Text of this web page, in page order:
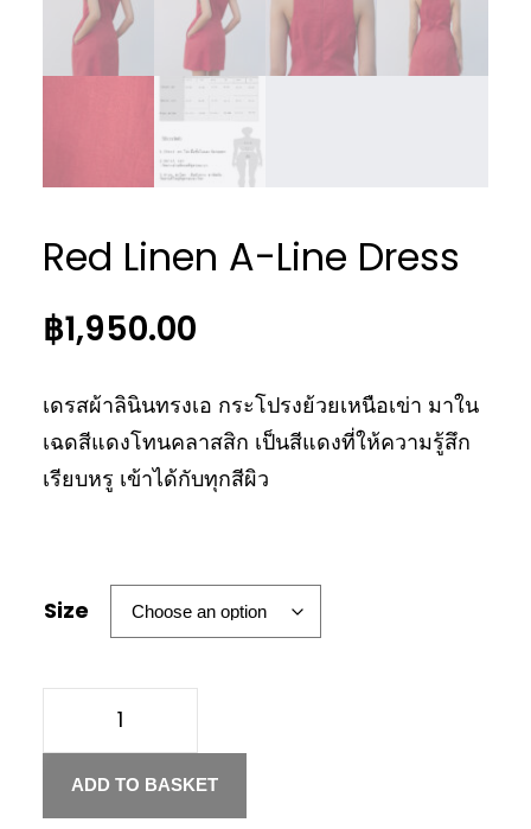
Red Linen A-Line Dress
฿1,950.00
เดรสผ้าลินินทรงเอ กระโปรงย้วยเหนือเข่า มาใน
เฉดสีแดงโทนคลาสสิก เป็นสีแดงที่ให้ความรู้สึก
เรียบหรู เข้าได้กับทุกสีผิว
Size
Linen
A-
ADD TO BASKET